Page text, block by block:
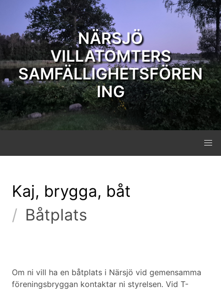
NÄRSJÖ
VILLATOMTERS
SAMFÄLLIGHETSFÖREN
ING
Kaj, brygga, båt
Båtplats
Om ni vill ha en båtplats i Närsjö vid gemensamma
föreningsbryggan kontaktar ni styrelsen. Vid T-